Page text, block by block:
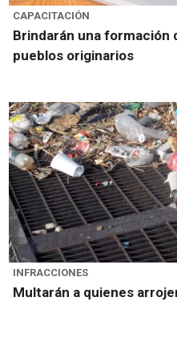
CAPACITACIÓN
Brindarán una
pueblos originarios
INFRACCIONES
Multarán a quienes